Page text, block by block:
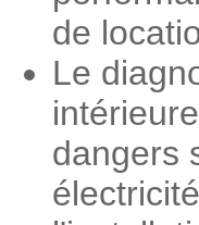
de
Le
dangers